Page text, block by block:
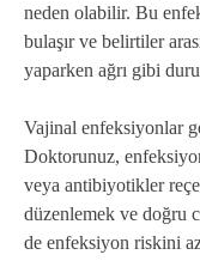
neden olabilir. Bu
bulaşır ve belirtiler
yaparken ağrı gibi
Vajinal enfeksiyonlar
Doktorunuz,
veya antibiyotikler
düzenlemek ve doğru
de enfeksiyon riskini